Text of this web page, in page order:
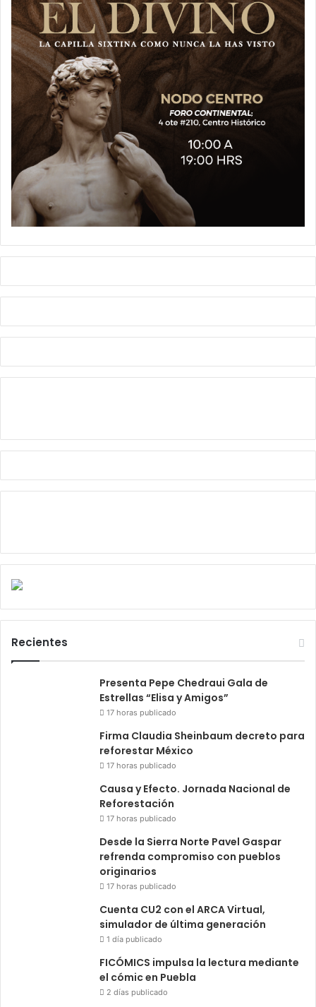
Recientes
Presenta Pepe Chedraui Gala de
Estrellas “Elisa y Amigos”
17 horas publicado
Firma Claudia Sheinbaum decreto para
reforestar México
17 horas publicado
Causa y Efecto. Jornada Nacional de
Reforestación
17 horas publicado
Desde la Sierra Norte Pavel Gaspar
refrenda compromiso con pueblos
originarios
17 horas publicado
Cuenta CU2 con el ARCA Virtual,
simulador de última generación
1 día publicado
FICÓMICS impulsa la lectura mediante
el cómic en Puebla
2 días publicado